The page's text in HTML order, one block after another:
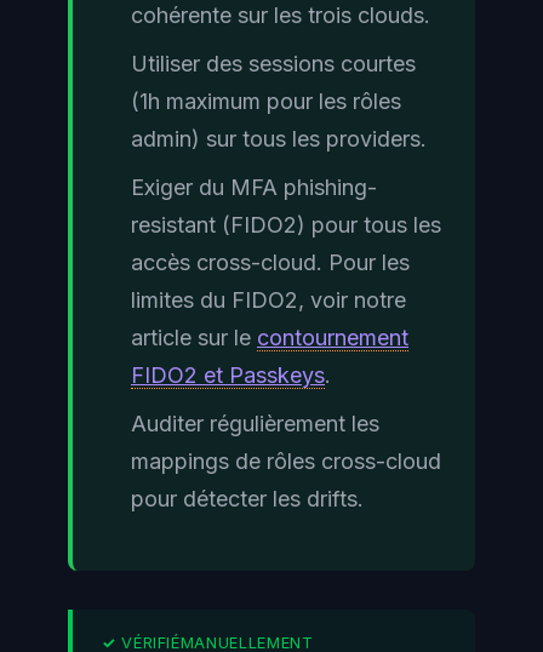
cohérente sur les trois clouds.
Utiliser des sessions courtes
(1h maximum pour les rôles
admin) sur tous les providers.
Exiger du MFA phishing-
resistant (FIDO2) pour tous les
accès cross-cloud. Pour les
limites du FIDO2, voir notre
article sur le contournement
FIDO2 et Passkeys.
Auditer régulièrement les
mappings de rôles cross-cloud
pour détecter les drifts.